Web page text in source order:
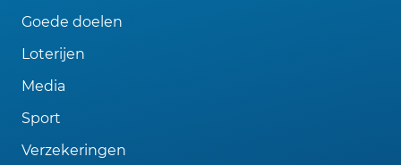
Goede doelen
Loterijen
Media
Sport
Verzekeringen